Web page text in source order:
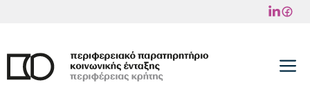
περιεχόμενο